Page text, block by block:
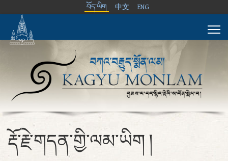
བོད་ཡིག 中文 ENG
རྡོ་རྗེ་གདན་གྱི་ལམ་ཡིག །